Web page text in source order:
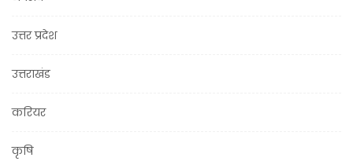
उत्तर प्रदेश
उत्तराखंड
करियर
कृषि